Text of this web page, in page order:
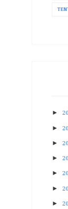
►
►
►
►
►
►
►